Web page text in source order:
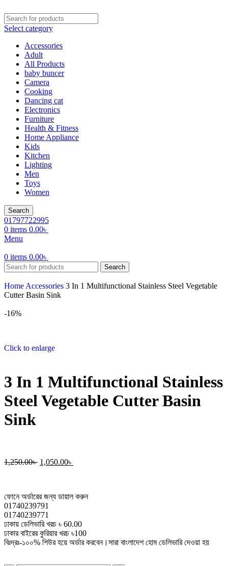
Select category
Accessories
Adult
All Products
baby buncer
Camera
Cooking
Dancing cat
Electronics
Furniture
Health & Fitness
Home Appliance
Kids
Kitchen
Lighting
Men
Toys
Women
Search
01797722995
0 items 0.00৳
Menu
0 items 0.00৳
Search
Home Accessories 3 In 1 Multifunctional Stainless Steel Vegetable
Cutter Basin Sink
-16%
Click to enlarge
3 In 1 Multifunctional Stainless
Steel Vegetable Cutter Basin
Sink
1,250.00৳ 1,050.00৳
ফোনে অর্ডারের জন্য ডায়াল করুন
01740239791
01740239771
ঢাকায় ডেলিভারি খরচ ৳ 60.00
ঢাকার বাইরের কুরিয়ার খরচ ৳100
বিঃদ্রঃ-১০০% শিউর হয়ে অর্ডার করবেন।সারা বাংলাদেশ হোম ডেলিভারি দেওয়া হয়